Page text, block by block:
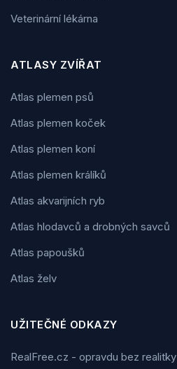
Veterinární lékárna
ATLASY ZVÍŘAT
Atlas plemen psů
Atlas plemen koček
Atlas plemen koní
Atlas plemen králíků
Atlas akvarijních ryb
Atlas hlodavců a drobných savců
Atlas papoušků
Atlas želv
UŽITEČNÉ ODKAZY
RealFree.cz - opravdu bez realitky